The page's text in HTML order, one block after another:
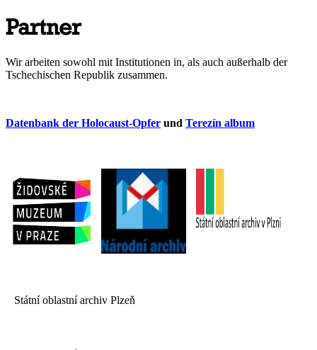
Partner
Wir arbeiten sowohl mit Institutionen in, als auch außerhalb der
Tschechischen Republik zusammen.
Datenbank der Holocaust-Opfer und Terezín album
Státní oblastní archiv Plzeň